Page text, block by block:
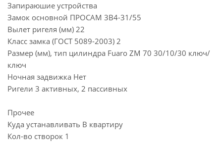
Запираюшие устройства
Замок основной ПРОСАМ 3В4-31/55
Вылет ригеля (мм) 22
Класс замка (ГОСТ 5089-2003) 2
Размер (мм), тип цилиндра Fuaro ZM 70 30/10/30 ключ/
ключ
Ночная задвижка Нет
Ригели 3 активных, 2 пассивных
Прочее
Куда устанавливать В квартиру
Кол-во створок 1